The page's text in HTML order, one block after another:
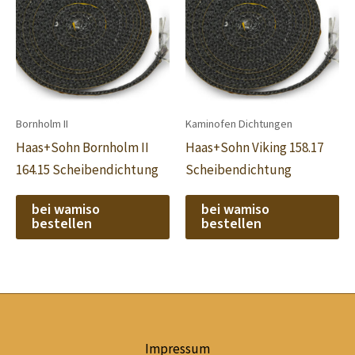
Bornholm II
Haas+Sohn Bornholm II
164.15 Scheibendichtung
bei wamiso
bestellen
Kaminofen Dichtungen
Haas+Sohn Viking 158.17
Scheibendichtung
bei wamiso
bestellen
Impressum